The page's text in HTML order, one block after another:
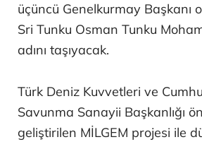
üçüncü Genelkurmay Başkanı
Sri Tunku Osman Tunku
adını taşıyacak.
Türk Deniz Kuvvetleri ve
Savunma Sanayii Başkanlığı
geliştirilen MİLGEM projesi ile